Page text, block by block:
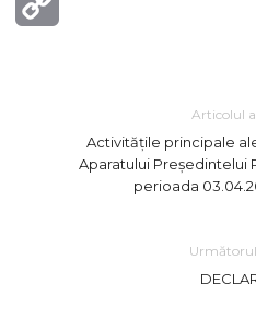
Articolul
Activitățile principale
Aparatului Președintelui
perioada